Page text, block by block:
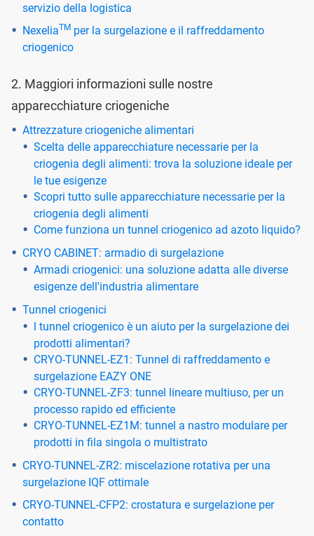
servizio della logistica
NexeliaTM per la surgelazione e il raffreddamento
criogenico
2. Maggiori informazioni sulle nostre
apparecchiature criogeniche
Attrezzature criogeniche alimentari
Scelta delle apparecchiature necessarie per la
criogenia degli alimenti: trova la soluzione ideale per
le tue esigenze
Scopri tutto sulle apparecchiature necessarie per la
criogenia degli alimenti
Come funziona un tunnel criogenico ad azoto liquido?
CRYO CABINET: armadio di surgelazione
Armadi criogenici: una soluzione adatta alle diverse
esigenze dell'industria alimentare
Tunnel criogenici
l tunnel criogenico è un aiuto per la surgelazione dei
prodotti alimentari?
CRYO-TUNNEL-EZ1: Tunnel di raffreddamento e
surgelazione EAZY ONE
CRYO-TUNNEL-ZF3: tunnel lineare multiuso, per un
processo rapido ed efficiente
CRYO-TUNNEL-EZ1M: tunnel a nastro modulare per
prodotti in fila singola o multistrato
CRYO-TUNNEL-ZR2: miscelazione rotativa per una
surgelazione IQF ottimale
CRYO-TUNNEL-CFP2: crostatura e surgelazione per
contatto